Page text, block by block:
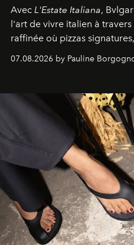
Avec L'Estate Italiana,
l'art de vivre italien à
raffinée où pizzas
d'exception composent un
07.08.2026 by Pauline